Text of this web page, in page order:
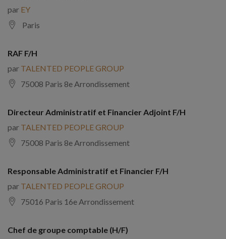
par EY
Paris
RAF F/H
par TALENTED PEOPLE GROUP
75008 Paris 8e Arrondissement
Directeur Administratif et Financier Adjoint F/H
par TALENTED PEOPLE GROUP
75008 Paris 8e Arrondissement
Responsable Administratif et Financier F/H
par TALENTED PEOPLE GROUP
75016 Paris 16e Arrondissement
Chef de groupe comptable (H/F)